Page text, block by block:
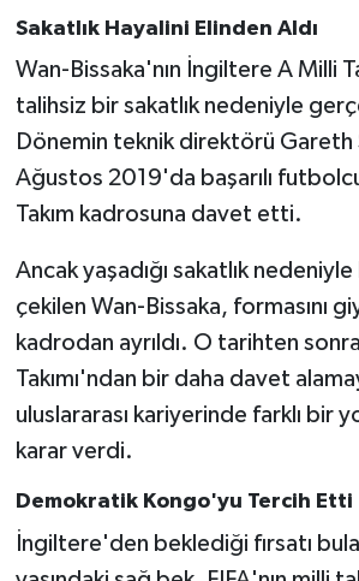
Sakatlık Hayalini Elinden Aldı
Wan-Bissaka'nın İngiltere A Milli
talihsiz bir sakatlık nedeniyle
Dönemin teknik direktörü
Ağustos 2019'da başarılı
Takım kadrosuna davet etti.
Ancak yaşadığı sakatlık
çekilen Wan-Bissaka, formasını
kadrodan ayrıldı. O tarihten
Takımı'ndan bir daha davet
uluslararası kariyerinde farklı bir
karar verdi.
Demokratik Kongo'yu Tercih Etti
İngiltere'den beklediği fırsatı